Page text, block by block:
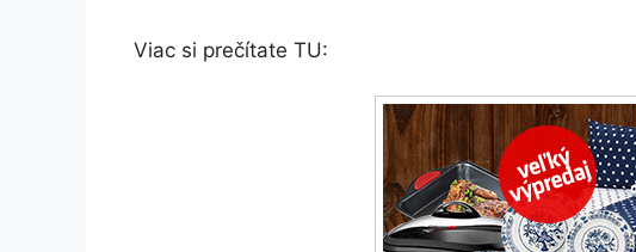
Viac si prečítate TU: